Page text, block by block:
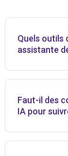
Quels outils
assistante
Faut-il des
IA pour